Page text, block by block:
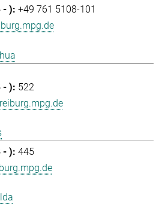
+49 761 5108-101
522
445